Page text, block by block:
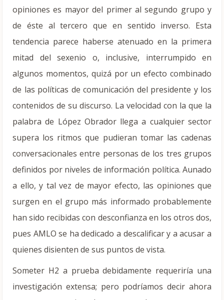
opiniones es mayor del primer al segundo grupo y
de éste al tercero que en sentido inverso. Esta
tendencia parece haberse atenuado en la primera
mitad del sexenio o, inclusive, interrumpido en
algunos momentos, quizá por un efecto combinado
de las políticas de comunicación del presidente y los
contenidos de su discurso. La velocidad con la que la
palabra de López Obrador llega a cualquier sector
supera los ritmos que pudieran tomar las cadenas
conversacionales entre personas de los tres grupos
definidos por niveles de información política. Aunado
a ello, y tal vez de mayor efecto, las opiniones que
surgen en el grupo más informado probablemente
han sido recibidas con desconfianza en los otros dos,
pues AMLO se ha dedicado a descalificar y a acusar a
quienes disienten de sus puntos de vista.
Someter H2 a prueba debidamente requeriría una
investigación extensa; pero podríamos decir ahora